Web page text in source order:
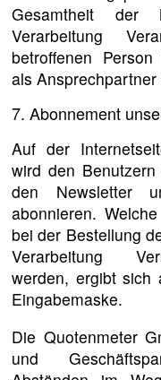
Gesamtheit
Verarbeitung
betroffenen
als
7. Abonnement
Auf der
wird den
den Newsletter
abonnieren.
bei der Bestellung
Verarbeitung
werden, ergibt sich
Eingabemaske.
Die Quotenmeter
und